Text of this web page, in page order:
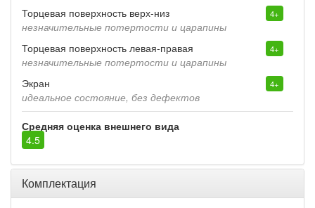
Торцевая поверхность верх-низ
4+
незначительные потертости и царапины
Торцевая поверхность левая-правая
4+
незначительные потертости и царапины
Экран
4+
идеальное состояние, без дефектов
Средняя оценка внешнего вида
4.5
Комплектация